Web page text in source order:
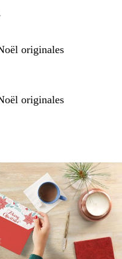
originales
originales